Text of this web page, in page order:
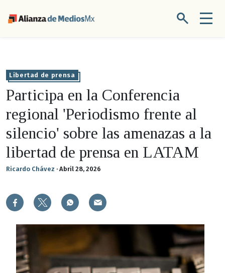
Libertad de prensa
Participa en la Conferencia
regional 'Periodismo frente al
silencio' sobre las amenazas a la
libertad de prensa en LATAM
Ricardo Chávez · Abril 28, 2026